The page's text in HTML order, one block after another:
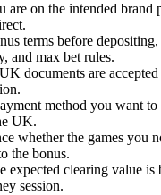
are on the intended brand
terms before
and max bet rules.
documents are
method you want to
UK.
whether the games you
the bonus.
expected clearing value is
session.